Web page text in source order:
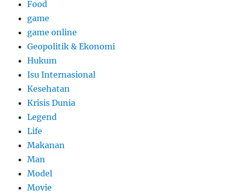
Food
game
game online
Geopolitik & Ekonomi
Hukum
Isu Internasional
Kesehatan
Krisis Dunia
Legend
Life
Makanan
Man
Model
Movie